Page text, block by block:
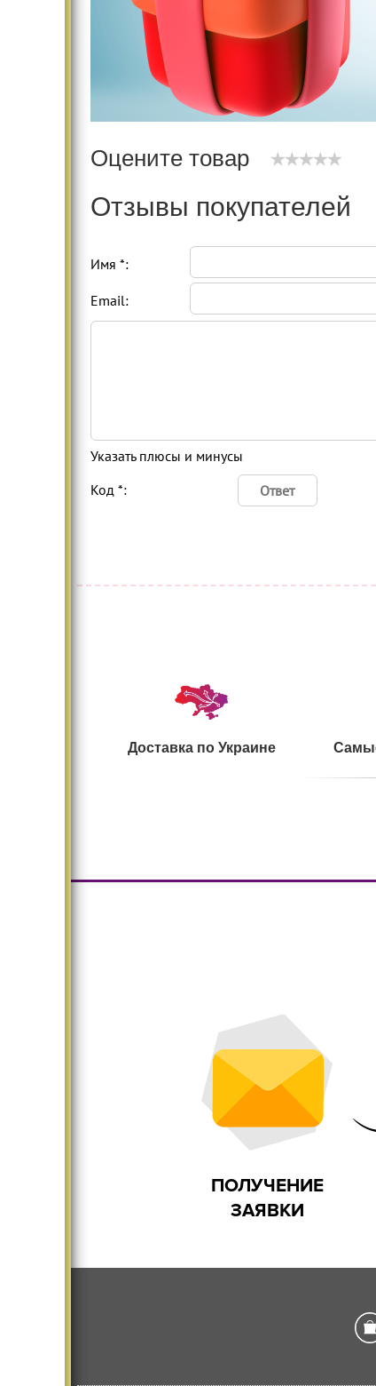
Оцените товар
Отзывы покупателей
Имя *:
Email:
Указать плюсы и минусы
Код *:
Доставка по Украине
Большой ассортимент
Существенно меняет
интерьер
ПОЛУЧЕНИЕ
ЗАЯВКИ